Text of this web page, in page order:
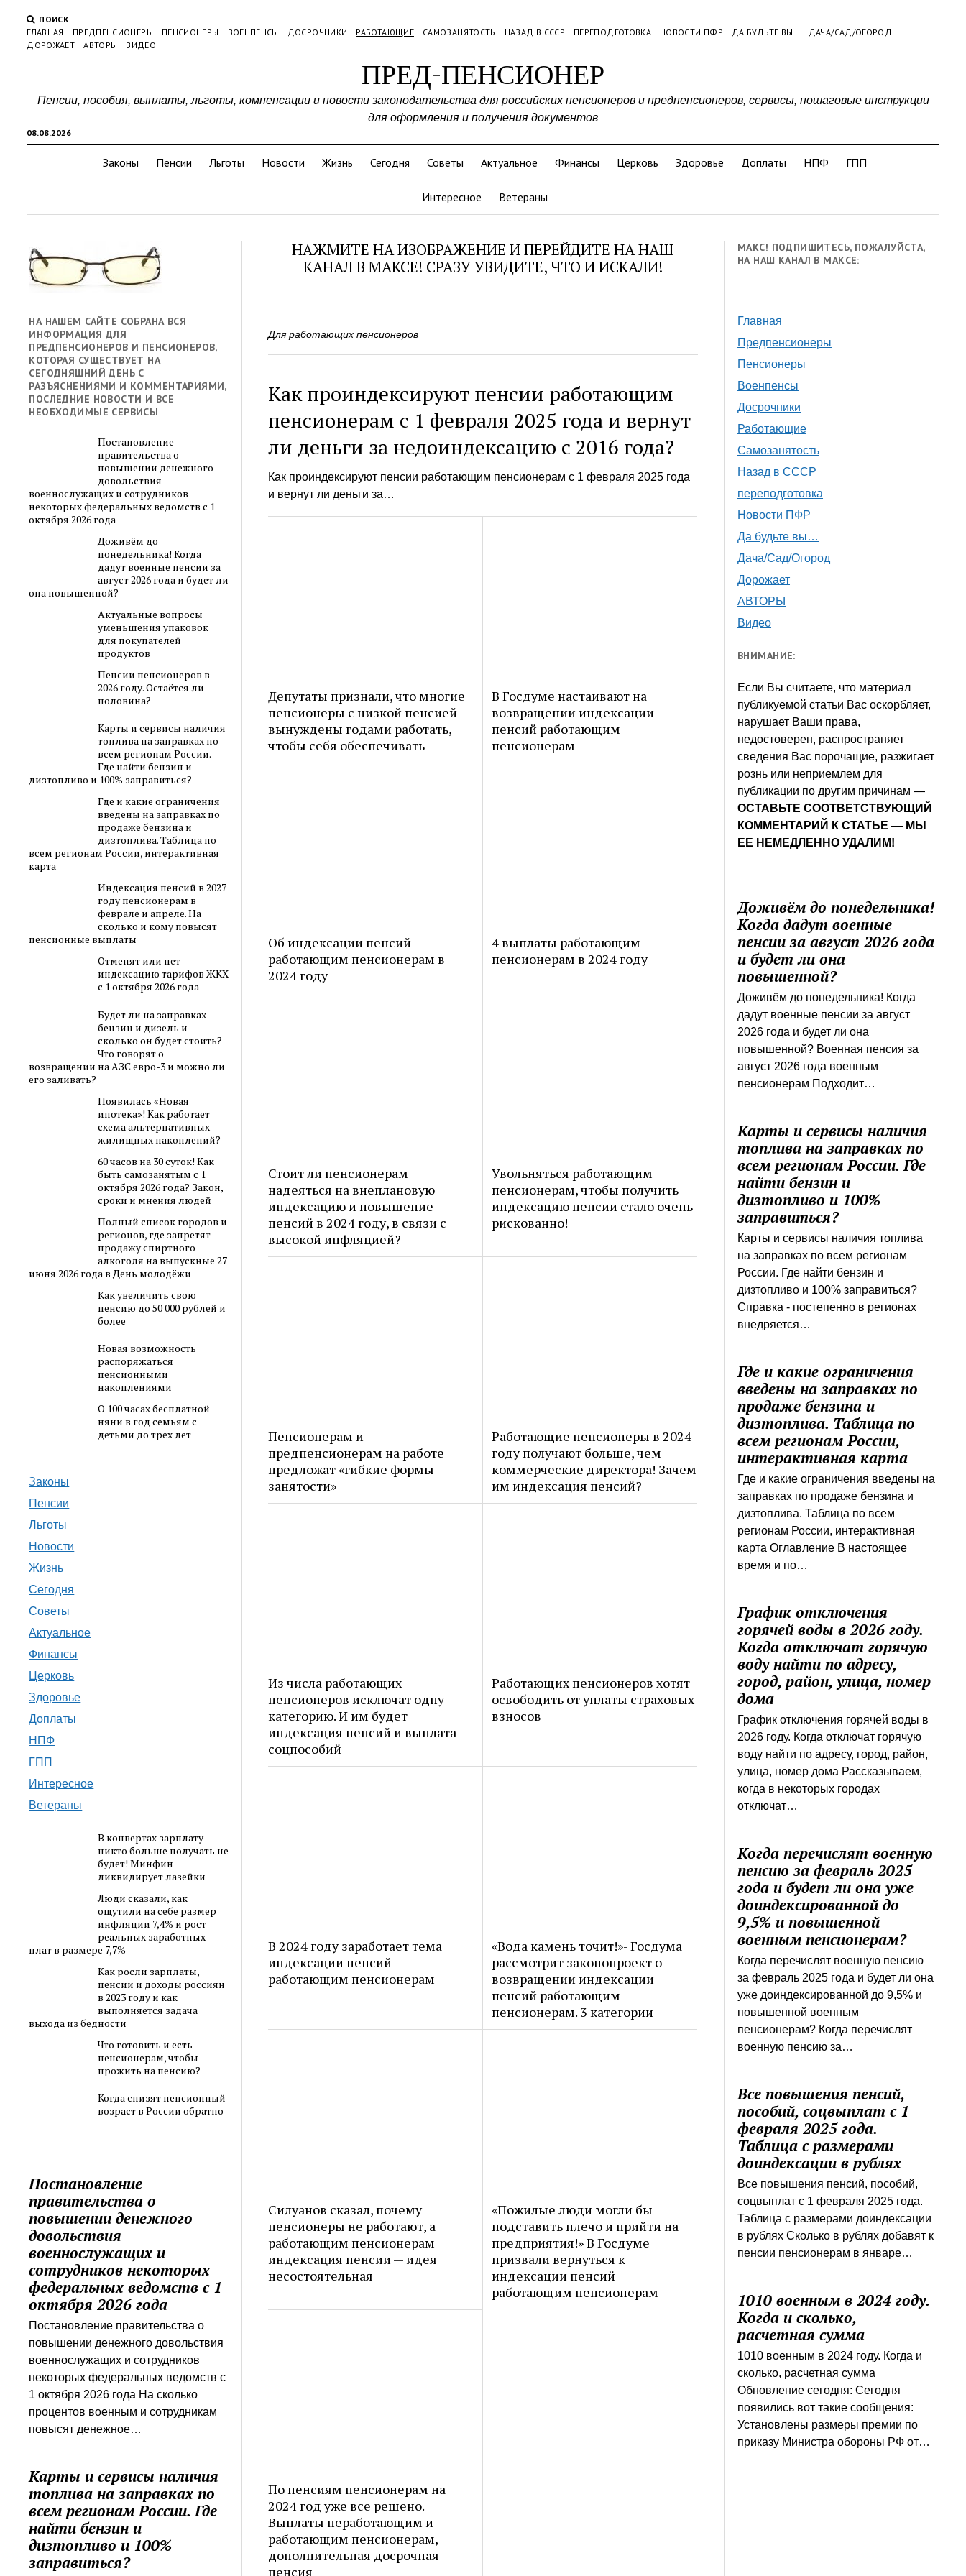
ПОИСК
ГЛАВНАЯ
ПРЕДПЕНСИОНЕРЫ ПЕНСИОНЕРЫ ВОЕНПЕНСЫ ДОСРОЧНИКИ РАБОТАЮЩИЕ САМОЗАНЯТОСТЬ НАЗАД В СССР ПЕРЕПОДГОТОВКА НОВОСТИ ПФР ДА БУДЬТЕ ВЫ…
ДАЧА/САД/ОГОРОД
ДОРОЖАЕТ
АВТОРЫ ВИДЕО
ПРЕД-ПЕНСИОНЕР
08.08.2026
Пенсии, пособия, выплаты, льготы, компенсации и новости законодательства для российских пенсионеров и предпенсионеров, сервисы, пошаговые инструкции
для оформления и получения документов
Законы Пенсии Льготы Новости Жизнь Сегодня Советы Актуальное Финансы Церковь Здоровье Доплаты НПФ ГПП
Интересное Ветераны
НА НАШЕМ САЙТЕ СОБРАНА ВСЯ
ИНФОРМАЦИЯ ДЛЯ
ПРЕДПЕНСИОНЕРОВ И ПЕНСИОНЕРОВ,
КОТОРАЯ СУЩЕСТВУЕТ НА
СЕГОДНЯШНИЙ ДЕНЬ С
РАЗЪЯСНЕНИЯМИ И КОММЕНТАРИЯМИ,
ПОСЛЕДНИЕ НОВОСТИ И ВСЕ
НЕОБХОДИМЫЕ СЕРВИСЫ
Постановление
правительства о
повышении денежного
довольствия
военнослужащих и сотрудников
некоторых федеральных ведомств с 1
октября 2026 года
Доживём до
понедельника! Когда
дадут военные пенсии за
август 2026 года и будет ли
она повышенной?
Актуальные вопросы
уменьшения упаковок
для покупателей
продуктов
Пенсии пенсионеров в
2026 году. Остаётся ли
половина?
Карты и сервисы наличия
топлива на заправках по
всем регионам России.
Где найти бензин и
дизтопливо и 100% заправиться?
Где и какие ограничения
введены на заправках по
продаже бензина и
дизтоплива. Таблица по
всем регионам России, интерактивная
карта
Индексация пенсий в 2027
году пенсионерам в
феврале и апреле. На
сколько и кому повысят
пенсионные выплаты
Отменят или нет
индексацию тарифов ЖКХ
с 1 октября 2026 года
Будет ли на заправках
бензин и дизель и
сколько он будет стоить?
Что говорят о
возвращении на АЗС евро-3 и можно ли
его заливать?
Появилась «Новая
ипотека»! Как работает
схема альтернативных
жилищных накоплений?
60 часов на 30 суток! Как
быть самозанятым с 1
октября 2026 года? Закон,
сроки и мнения людей
Полный список городов и
регионов, где запретят
продажу спиртного
алкоголя на выпускные 27
июня 2026 года в День молодёжи
Как увеличить свою
пенсию до 50 000 рублей и
более
Новая возможность
распоряжаться
пенсионными
накоплениями
О 100 часах бесплатной
няни в год семьям с
детьми до трех лет
Законы
Пенсии
Льготы
Новости
Жизнь
Сегодня
Советы
Актуальное
Финансы
Церковь
Здоровье
Доплаты
НПФ
ГПП
Интересное
Ветераны
В конвертах зарплату
никто больше получать не
будет! Минфин
ликвидирует лазейки
Люди сказали, как
ощутили на себе размер
инфляции 7,4% и рост
реальных заработных
плат в размере 7,7%
Как росли зарплаты,
пенсии и доходы россиян
в 2023 году и как
выполняется задача
выхода из бедности
Что готовить и есть
пенсионерам, чтобы
прожить на пенсию?
Когда снизят пенсионный
возраст в России обратно
Постановление
правительства о
повышении денежного
довольствия
военнослужащих и
сотрудников некоторых
федеральных ведомств с 1
октября 2026 года
Постановление правительства о
повышении денежного довольствия
военнослужащих и сотрудников
некоторых федеральных ведомств с
1 октября 2026 года На сколько
процентов военным и сотрудникам
повысят денежное…
Карты и сервисы наличия
топлива на заправках по
всем регионам России. Где
найти бензин и
дизтопливо и 100%
заправиться?
НАЖМИТЕ НА ИЗОБРАЖЕНИЕ И ПЕРЕЙДИТЕ НА НАШ
КАНАЛ В МАКСЕ! СРАЗУ УВИДИТЕ, ЧТО И ИСКАЛИ!
Для работающих пенсионеров
Как проиндексируют пенсии работающим
пенсионерам с 1 февраля 2025 года и вернут
ли деньги за недоиндексацию с 2016 года?
Как проиндексируют пенсии работающим пенсионерам с 1 февраля 2025 года
и вернут ли деньги за…
Депутаты признали, что многие
пенсионеры с низкой пенсией
вынуждены годами работать,
чтобы себя обеспечивать
В Госдуме настаивают на
возвращении индексации
пенсий работающим
пенсионерам
Об индексации пенсий
работающим пенсионерам в
2024 году
4 выплаты работающим
пенсионерам в 2024 году
Стоит ли пенсионерам
надеяться на внеплановую
индексацию и повышение
пенсий в 2024 году, в связи с
высокой инфляцией?
Увольняться работающим
пенсионерам, чтобы получить
индексацию пенсии стало очень
рискованно!
Пенсионерам и
предпенсионерам на работе
предложат «гибкие формы
занятости»
Работающие пенсионеры в 2024
году получают больше, чем
коммерческие директора! Зачем
им индексация пенсий?
Из числа работающих
пенсионеров исключат одну
категорию. И им будет
индексация пенсий и выплата
соцпособий
Работающих пенсионеров хотят
освободить от уплаты страховых
взносов
В 2024 году заработает тема
индексации пенсий
работающим пенсионерам
«Вода камень точит!»- Госдума
рассмотрит законопроект о
возвращении индексации
пенсий работающим
пенсионерам. 3 категории
Силуанов сказал, почему
пенсионеры не работают, а
работающим пенсионерам
индексация пенсии — идея
несостоятельная
«Пожилые люди могли бы
подставить плечо и прийти на
предприятия!» В Госдуме
призвали вернуться к
индексации пенсий
работающим пенсионерам
По пенсиям пенсионерам на
2024 год уже все решено.
Выплаты неработающим и
работающим пенсионерам,
дополнительная досрочная
пенсия
МАКС! ПОДПИШИТЕСЬ, ПОЖАЛУЙСТА,
НА НАШ КАНАЛ В МАКСЕ:
Главная
Предпенсионеры
Пенсионеры
Военпенсы
Досрочники
Работающие
Самозанятость
Назад в СССР
переподготовка
Новости ПФР
Да будьте вы…
Дача/Сад/Огород
Дорожает
АВТОРЫ
Видео
ВНИМАНИЕ:
Если Вы считаете, что материал
публикуемой статьи Вас оскорбляет,
нарушает Ваши права,
недостоверен, распространяет
сведения Вас порочащие, разжигает
рознь или неприемлем для
публикации по другим причинам —
ОСТАВЬТЕ СООТВЕТСТВУЮЩИЙ
КОММЕНТАРИЙ К СТАТЬЕ — МЫ
ЕЕ НЕМЕДЛЕННО УДАЛИМ!
Доживём до понедельника!
Когда дадут военные
пенсии за август 2026 года
и будет ли она
повышенной?
Доживём до понедельника! Когда
дадут военные пенсии за август
2026 года и будет ли она
повышенной? Военная пенсия за
август 2026 года военным
пенсионерам Подходит…
Карты и сервисы наличия
топлива на заправках по
всем регионам России. Где
найти бензин и
дизтопливо и 100%
заправиться?
Карты и сервисы наличия топлива
на заправках по всем регионам
России. Где найти бензин и
дизтопливо и 100% заправиться?
Справка - постепенно в регионах
внедряется…
Где и какие ограничения
введены на заправках по
продаже бензина и
дизтоплива. Таблица по
всем регионам России,
интерактивная карта
Где и какие ограничения введены на
заправках по продаже бензина и
дизтоплива. Таблица по всем
регионам России, интерактивная
карта Оглавление В настоящее
время и по…
График отключения
горячей воды в 2026 году.
Когда отключат горячую
воду найти по адресу,
город, район, улица, номер
дома
График отключения горячей воды в
2026 году. Когда отключат горячую
воду найти по адресу, город, район,
улица, номер дома Рассказываем,
когда в некоторых городах
отключат…
Когда перечислят военную
пенсию за февраль 2025
года и будет ли она уже
доиндексированной до
9,5% и повышенной
военным пенсионерам?
Когда перечислят военную пенсию
за февраль 2025 года и будет ли она
уже доиндексированной до 9,5% и
повышенной военным
пенсионерам? Когда перечислят
военную пенсию за…
Все повышения пенсий,
пособий, соцвыплат с 1
февраля 2025 года.
Таблица с размерами
доиндексации в рублях
Все повышения пенсий, пособий,
соцвыплат с 1 февраля 2025 года.
Таблица с размерами доиндексации
в рублях Сколько в рублях добавят к
пенсии пенсионерам в январе…
1010 военным в 2024 году.
Когда и сколько,
расчетная сумма
1010 военным в 2024 году. Когда и
сколько, расчетная сумма
Обновление сегодня: Сегодня
появились вот такие сообщения:
Установлены размеры премии по
приказу Министра обороны РФ от…